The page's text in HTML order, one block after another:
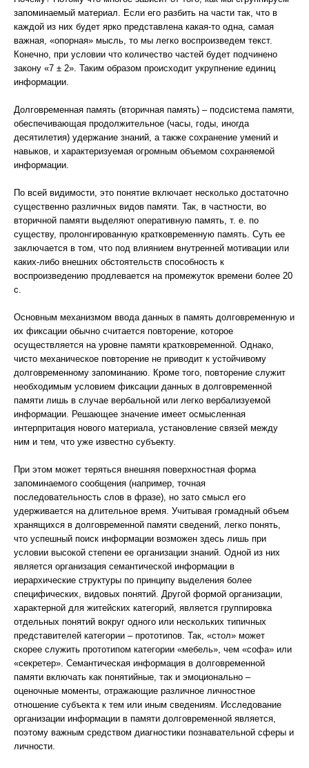
запоминаемый материал. Если его разбить на части так, что в
каждой из них будет ярко представлена какая-то одна, самая
важная, «опорная» мысль, то мы легко воспроизведем текст.
Конечно, при условии что количество частей будет подчинено
закону «7 ± 2». Таким образом происходит укрупнение единиц
информации.
Долговременная память (вторичная память) – подсистема памяти,
обеспечивающая продолжительное (часы, годы, иногда
десятилетия) удержание знаний, а также сохранение умений и
навыков, и характеризуемая огромным объемом сохраняемой
информации.
По всей видимости, это понятие включает несколько достаточно
существенно различных видов памяти. Так, в частности, во
вторичной памяти выделяют оперативную память, т. е. по
существу, пролонгированную кратковременную память. Суть ее
заключается в том, что под влиянием внутренней мотивации или
каких-либо внешних обстоятельств способность к
воспроизведению продлевается на промежуток времени более 20
с.
Основным механизмом ввода данных в память долговременную и
их фиксации обычно считается повторение, которое
осуществляется на уровне памяти кратковременной. Однако,
чисто механическое повторение не приводит к устойчивому
долговременному запоминанию. Кроме того, повторение служит
необходимым условием фиксации данных в долговременной
памяти лишь в случае вербальной или легко вербализуемой
информации. Решающее значение имеет осмысленная
интерпритация нового материала, установление связей между
ним и тем, что уже известно субъекту.
При этом может теряться внешняя поверхностная форма
запоминаемого сообщения (например, точная
последовательность слов в фразе), но зато смысл его
удерживается на длительное время. Учитывая громадный объем
хранящихся в долговременной памяти сведений, легко понять,
что успешный поиск информации возможен здесь лишь при
условии высокой степени ее организации знаний. Одной из них
является организация семантической информации в
иерархические структуры по принципу выделения более
специфических, видовых понятий. Другой формой организации,
характерной для житейских категорий, является группировка
отдельных понятий вокруг одного или нескольких типичных
представителей категории – прототипов. Так, «стол» может
скорее служить прототипом категории «мебель», чем «софа» или
«секретер». Семантическая информация в долговременной
памяти включать как понятийные, так и эмоционально –
оценочные моменты, отражающие различное личностное
отношение субъекта к тем или иным сведениям. Исследование
организации информации в памяти долговременной является,
поэтому важным средством диагностики познавательной сферы и
личности.